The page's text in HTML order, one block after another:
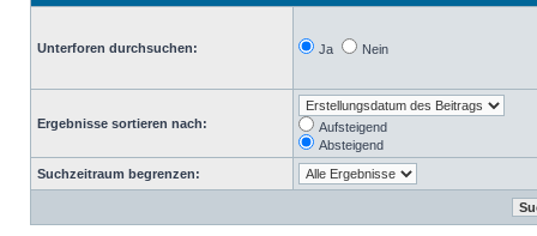
Unterforen durchsuchen: Ja Nein
Ergebnisse sortieren nach:
Aufsteigend
Absteigend
Suchzeitraum begrenzen: